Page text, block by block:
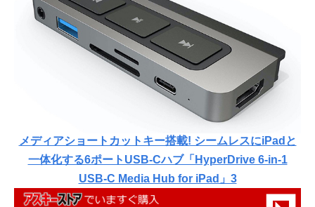
メディアショートカットキー搭載! シームレスにiPadと
一体化する6ポートUSB-Cハブ「HyperDrive 6-in-1
USB-C Media Hub for iPad」3